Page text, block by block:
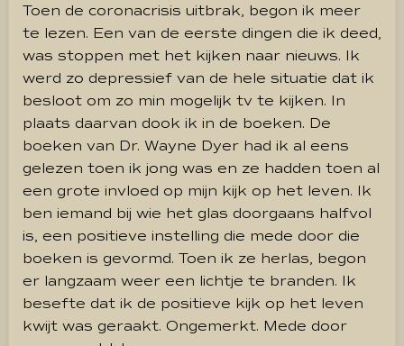
Toen de coronacrisis uitbrak, begon ik meer
te lezen. Een van de eerste dingen die ik deed,
was stoppen met het kijken naar nieuws. Ik
werd zo depressief van de hele situatie dat ik
besloot om zo min mogelijk tv te kijken. In
plaats daarvan dook ik in de boeken. De
boeken van Dr. Wayne Dyer had ik al eens
gelezen toen ik jong was en ze hadden toen al
een grote invloed op mijn kijk op het leven. Ik
ben iemand bij wie het glas doorgaans halfvol
is, een positieve instelling die mede door die
boeken is gevormd. Toen ik ze herlas, begon
er langzaam weer een lichtje te branden. Ik
besefte dat ik de positieve kijk op het leven
kwijt was geraakt. Ongemerkt. Mede door